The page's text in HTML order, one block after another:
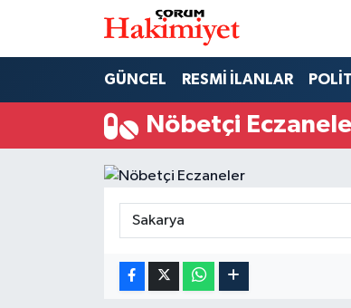
GÜNCEL RESMİ İLANLAR
Nöbetçi
POLİTİKA
Nöbetçi Eczaneler
Hava Durumu
Trafik Durumu